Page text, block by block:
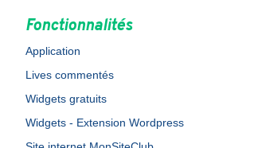
Fonctionnalités
Application
Lives commentés
Widgets gratuits
Widgets - Extension Wordpress